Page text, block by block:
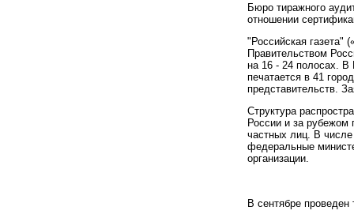
Бюро тиражного
отношении
"Российская газета"
Правительством
на 16 - 24 полосах. В
печатается в 41
представительств.
Структура
России и за рубежом
частных лиц. В
федеральные
организации.
В сентябре